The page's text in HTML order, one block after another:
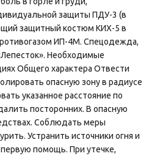
защиты ПДУ-3 (в
защитный костюм КИХ-5 в
ИП-4М. Спецодежда,
Необходимые
Общего характера Отвести
опасную зону в радиусе
указанное расстояние по
посторонних. В опасную
Соблюдать меры
Устранить источники огня и
помощь. При утечке,